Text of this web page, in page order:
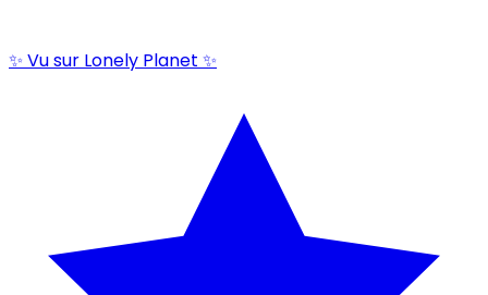
✨ Vu sur Lonely Planet ✨